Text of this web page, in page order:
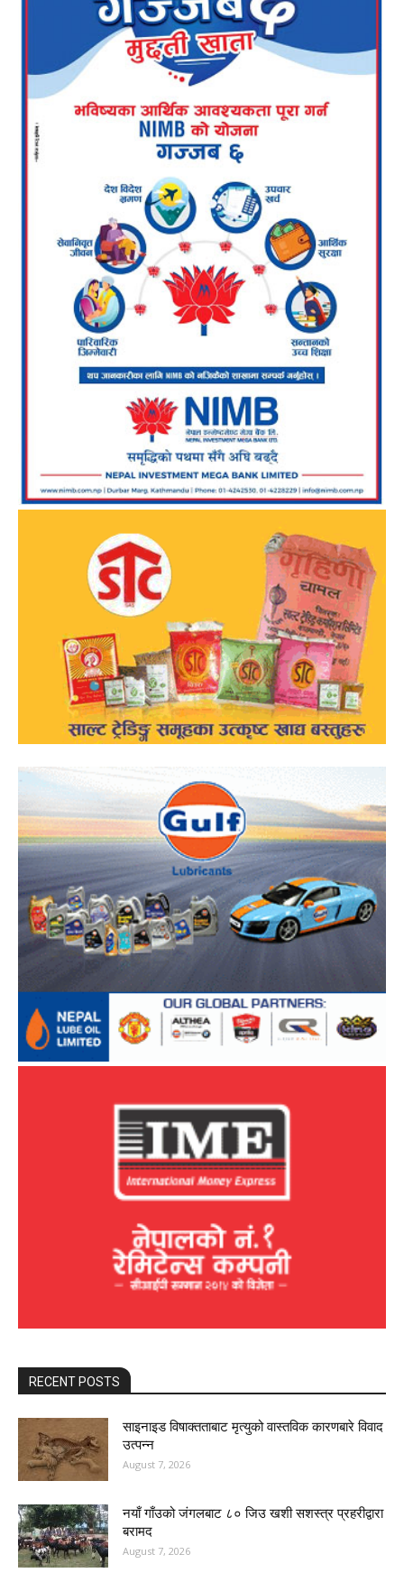
RECENT POSTS
साइनाइड विषाक्तताबाट मृत्युको वास्तविक कारणबारे विवाद
उत्पन्न
August 7, 2026
नयाँ गाँउको जंगलबाट ८० जिउ खशी सशस्त्र प्रहरीद्वारा
बरामद
August 7, 2026